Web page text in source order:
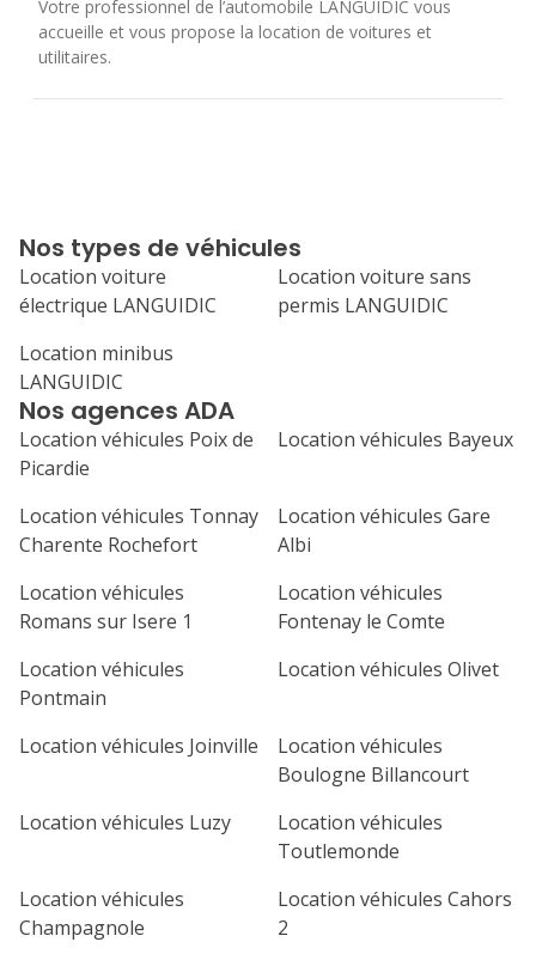
Votre professionnel de l’automobile LANGUIDIC vous
accueille et vous propose la location de voitures et
utilitaires.
Nos agences ADA
Location véhicules Poix de
Picardie
Location véhicules Bayeux
Location véhicules Tonnay
Charente Rochefort
Location véhicules Gare
Albi
Location véhicules
Romans sur Isere 1
Location véhicules
Fontenay le Comte
Location véhicules
Pontmain
Location véhicules Olivet
Location véhicules Joinville
Location véhicules
Boulogne Billancourt
Location véhicules Luzy
Location véhicules
Toutlemonde
Location véhicules
Champagnole
Location véhicules Cahors
2
Nos types de véhicules
Location voiture
électrique LANGUIDIC
Location voiture sans
permis LANGUIDIC
Location minibus
LANGUIDIC